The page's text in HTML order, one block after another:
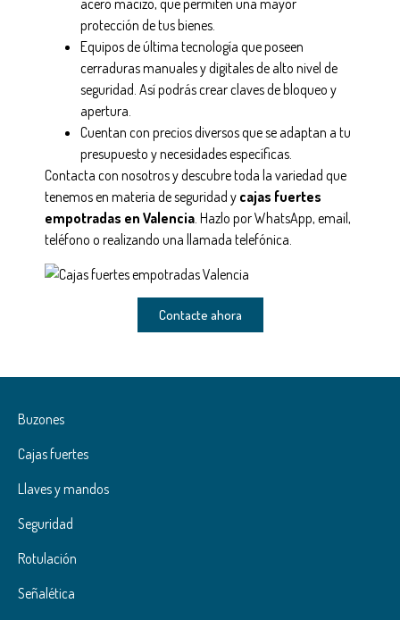
acero macizo, que permiten una mayor
protección de tus bienes.
Equipos de última tecnología que poseen
cerraduras manuales y digitales de alto nivel de
seguridad. Así podrás crear claves de bloqueo y
apertura.
Cuentan con precios diversos que se adaptan a tu
presupuesto y necesidades específicas.
Contacta con nosotros y descubre toda la variedad que
tenemos en materia de seguridad y cajas fuertes
empotradas en Valencia. Hazlo por WhatsApp, email,
teléfono o realizando una llamada telefónica.
Contacte ahora
Buzones
Cajas fuertes
Llaves y mandos
Seguridad
Rotulación
Señalética